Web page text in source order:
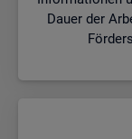
Dauer der